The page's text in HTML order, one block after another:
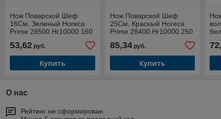
Нож Поварской Шеф
16См, Зеленый Horeca
Prime 28500.Hr10000.160
53,62 руб.
Купить
Нож Поварской Шеф
25См, Красный Horeca
Prime 28400.Hr10000.250
85,34руб.
Купить
О нас
Рейтинг не сформирован